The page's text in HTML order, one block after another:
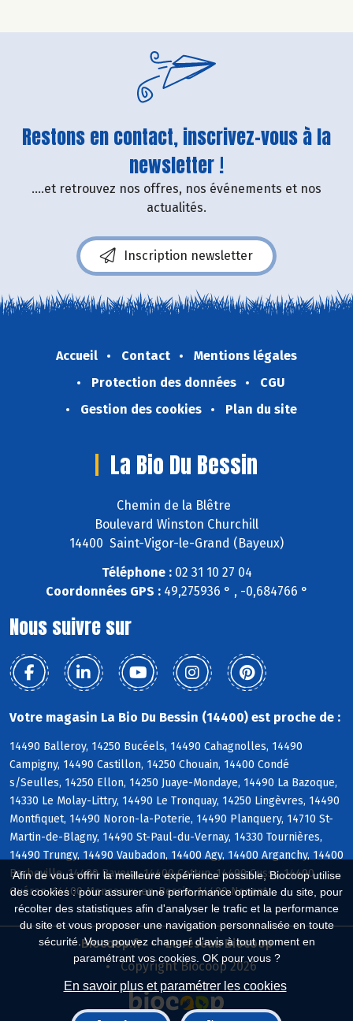
Afin de vous offrir la meilleure expérience possible, Biocoop utilise
des cookies : pour assurer une performance optimale du site, pour
récolter des statistiques afin d'analyser le trafic et la performance
du site et vous proposer une navigation personnalisée en toute
sécurité. Vous pouvez changer d'avis à tout moment en
paramétrant vos cookies. OK pour vous ?
En savoir plus et paramétrer les cookies
Restons en contact, inscrivez-vous à la
newsletter !
....et retrouvez nos offres, nos événements et nos
actualités.
Inscription newsletter
Accueil Contact
Mentions légales
Protection des données
CGU
Gestion des cookies
Plan du site
La Bio Du Bessin
Chemin de la Blêtre
Boulevard Winston Churchill
14400 Saint-Vigor-le-Grand (Bayeux)
Téléphone :02 31 10 27 04
Coordonnées GPS :49,275936 ° , -0,684766 °
Nous suivre sur
Votre magasin La Bio Du Bessin (14400) est proche de :
14490 Balleroy, 14250 Bucéels, 14490 Cahagnolles, 14490
Campigny, 14490 Castillon, 14250 Chouain, 14400 Condé
s/Seulles, 14250 Ellon, 14250 Juaye-Mondaye, 14490 La Bazoque,
14330 Le Molay-Littry, 14490 Le Tronquay, 14250 Lingèvres, 14490
Montfiquet, 14490 Noron-la-Poterie, 14490 Planquery, 14710 St-
Martin-de-Blagny, 14490 St-Paul-du-Vernay, 14330 Tournières,
14490 Trungy, 14490 Vaubadon, 14400 Agy, 14400 Arganchy, 14400
Barbeville, 14400 Bayeux, 14400 Cottun, 14400 Cussy, 14400
Guéron, 14400 Monceaux-en-Bessin, 14400 Nonant
Biocoop.fr
Le réseau Biocoop
Copyright Biocoop 2026